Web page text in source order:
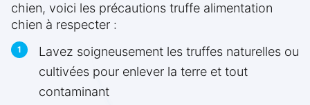
chien, voici les précautions truffe alimentation
chien à respecter :
Lavez soigneusement les truffes naturelles ou
cultivées pour enlever la terre et tout
contaminant